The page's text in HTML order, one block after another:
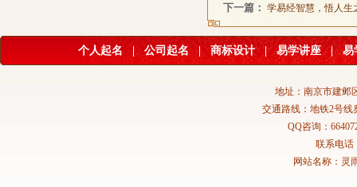
下一篇： 学易经智慧，悟人生
个人起名 公司起名 | 商标设计 | 易学讲座 | 易
地址：南京市建邺
交通路线：地铁2号线
QQ咨询：
联系电话
网站名称：灵